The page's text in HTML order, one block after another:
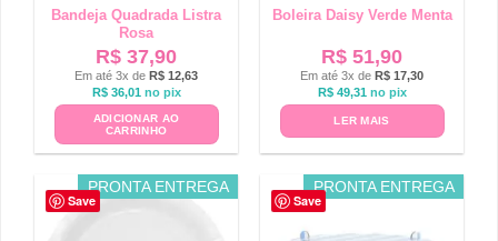
Bandeja Quadrada Listra
Rosa
R$ 37,90
Em até 3x de R$ 12,63
R$36,01 no pix
ADICIONAR AO
CARRINHO
Boleira Daisy Verde Menta
R$ 51,90
Em até 3x de R$ 17,30
R$49,31 no pix
LER MAIS
Save
PRONTA ENTREGA
Save
PRONTA ENTREGA